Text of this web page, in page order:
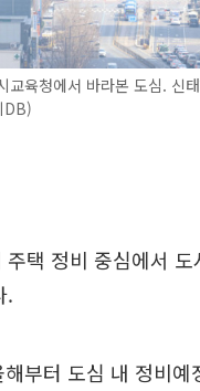
육청에서 바라본 도심. 신
DB)
택 정비 중심에서 도
.
부터 도심 내 정비예